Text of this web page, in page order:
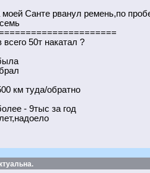
Санте рванул ремень,по
50т накатал ?
км туда/обратно
- 9тыс за год